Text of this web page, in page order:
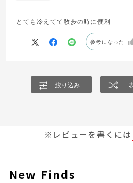
とても冷えてて散歩の時に便利
参考になった
絞り込み
※レビューを書くには
New Finds